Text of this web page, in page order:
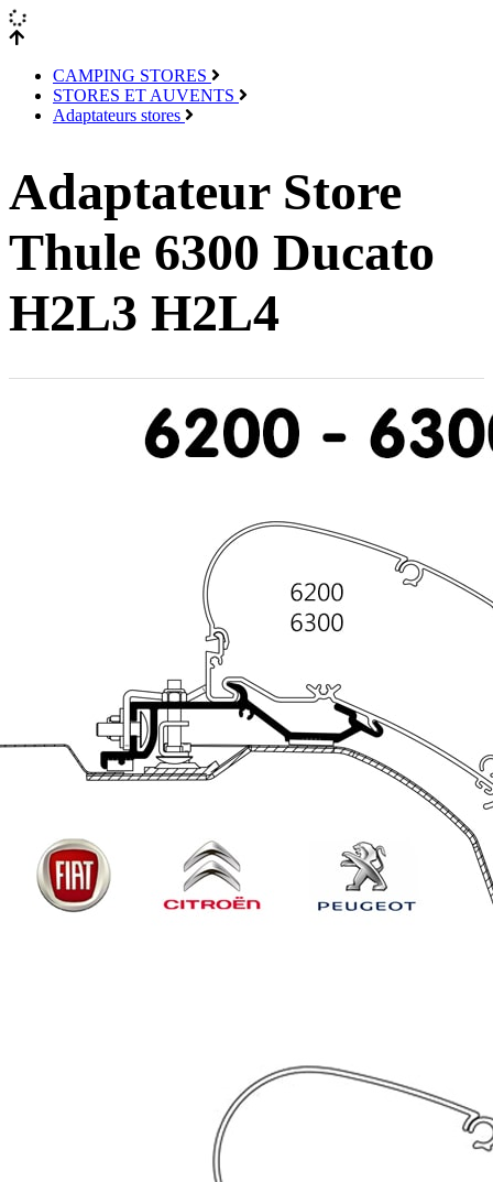
CAMPING STORES
STORES ET AUVENTS
Adaptateurs stores
Adaptateur Store
Thule 6300 Ducato
H2L3 H2L4